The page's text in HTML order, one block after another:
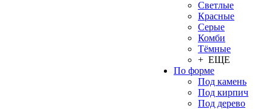
Светлые
Красные
Серые
Комби
Тёмные
+ ЕЩЕ
По форме
Под камень
Под кирпич
Под дерево